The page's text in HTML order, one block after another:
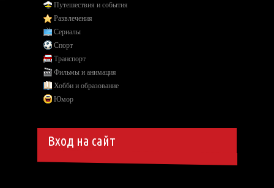
Путешествия и события
Развлечения
Сериалы
Спорт
Транспорт
Фильмы и анимация
Хобби и образование
Юмор
Вход на сайт